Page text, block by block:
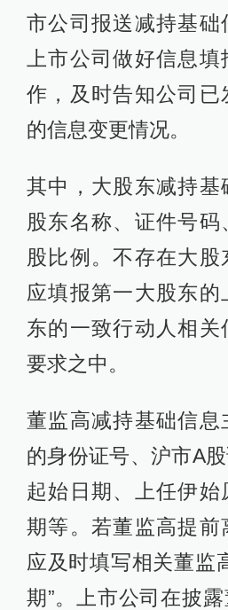
市公司报送减持基础
上市公司做好信息
作，及时告知公司已
的信息变更情况。
其中，大股东减持基
股东名称、证件号
股比例。不存在大股
应填报第一大股东的
东的一致行动人相关
要求之中。
董监高减持基础信息
的身份证号、沪市A
起始日期、上任伊始
期等。若董监高提前
应及时填写相关董监
期”。上市公司在披